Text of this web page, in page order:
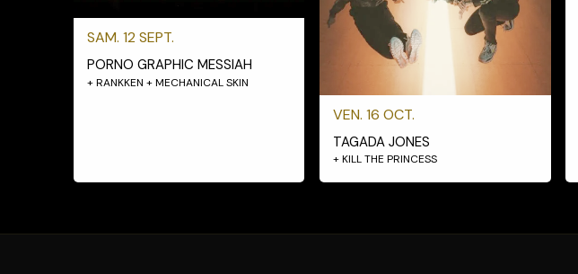
SAM. 12 SEPT.
PORNO GRAPHIC MESSIAH
+ RANKKEN + MECHANICAL SKIN
VEN. 16 OCT.
TAGADA JONES
+ KILL THE PRINCESS